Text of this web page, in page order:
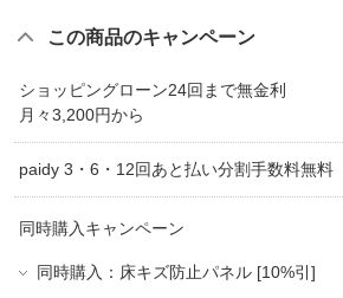
この商品のキャンペーン
ショッピングローン24回まで無金利
月々3,200円から
paidy 3・6・12回あと払い分割手数料無料
同時購入キャンペーン
同時購入：床キズ防止パネル [10%引]